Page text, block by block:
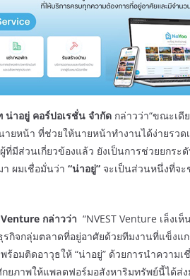
าอยู่ คอร์ปอเรชั่น จำกัด กล่าวว่า“ขณะเดี
ยหน้า ที่ช่วยให้นายหน้าทำงานได้ง่ายรวด
มีส่วนเกี่ยวข้องแล้ว ยังเป็นการช่วยยกระ
ผมเชื่อมั่นว่า “น่าอยู่” จะเป็นส่วนหนึ่งที่จ
กล่าวว่า “NVEST Venture เล็ง
กิจกลุ่มตลาดที่อยู่อาศัยด้วยทีมงานที่แข็งแ
อมติดอาวุธให้ “น่าอยู่” ด้วยการนำความ
กยภาพให้แพลตฟอร์มอสังหาริมทรัพย์นี้ได้